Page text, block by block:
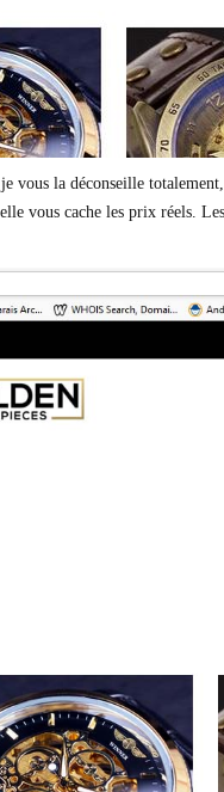
vous la déconseille
vous cache les prix réels.